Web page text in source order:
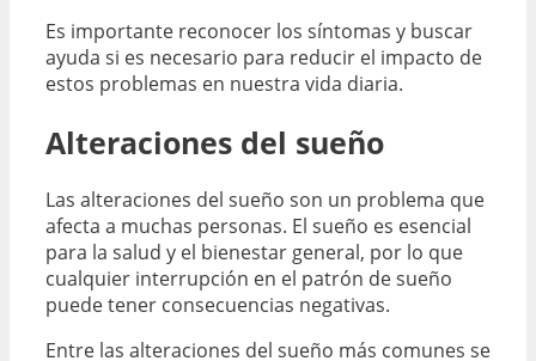
Es importante reconocer los síntomas y buscar
ayuda si es necesario para reducir el impacto de
estos problemas en nuestra vida diaria.
Alteraciones del sueño
Las alteraciones del sueño son un problema que
afecta a muchas personas. El sueño es esencial
para la salud y el bienestar general, por lo que
cualquier interrupción en el patrón de sueño
puede tener consecuencias negativas.
Entre las alteraciones del sueño más comunes se